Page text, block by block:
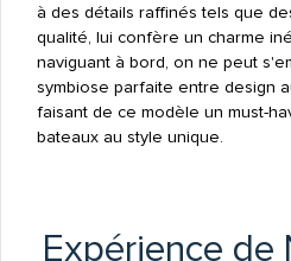
à des détails raffinés tels que
qualité, lui confère un charme
naviguant à bord, on ne peut
symbiose parfaite entre design
faisant de ce modèle un must-
bateaux au style unique.
Expérience de